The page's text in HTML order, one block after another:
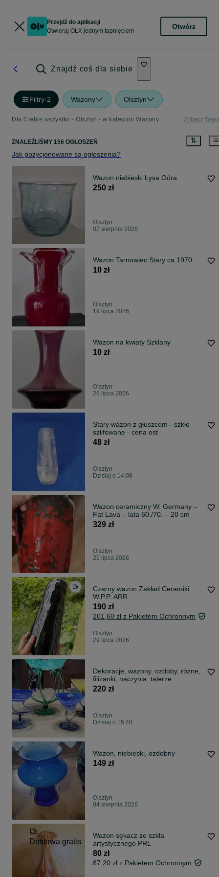
Przejdź do aplikacji
Otwieraj OLX jednym tapnięciem
Otwórz
Znajdź coś dla siebie
Filtry·2 Wazony Olsztyn
Dla Ciebie wszystko - Olsztyn - w kategorii Wazony Zobacz
ZNALEŹLIŚMY 156 OGŁOSZEŃ
Jak pozycjonowane są ogłoszenia?
Wazon niebieski Łysa Góra
250 zł
Olsztyn
07 sierpnia 2026
Wazon Tarnowiec Stary ca 1970
10 zł
Olsztyn
19 lipca 2026
Wazon na kwiaty Szklany
10 zł
Olsztyn
26 lipca 2026
Stary wazon z głuszcem - szkło
szlifowane - cena ost
48 zł
Olsztyn
Dzisiaj o 14:08
Wazon ceramiczny W. Germany –
Fat Lava – lata 60./70. – 20 cm
329 zł
Olsztyn
25 lipca 2026
Czarny wazon Zakład Ceramiki
W.P.P. ARR
190 zł
201,60 zł z Pakietem Ochronnym
Olsztyn
29 lipca 2026
Dekoracje, wazony, ozdoby, różne,
filiżanki, naczynia, talerze
220 zł
Olsztyn
Dzisiaj o 15:40
Wazon, niebieski, ozdobny
149 zł
Olsztyn
04 sierpnia 2026
Dostawa gratis
Wazon sękacz ze szkła
artystycznego PRL
80 zł
87,20 zł z Pakietem Ochronnym